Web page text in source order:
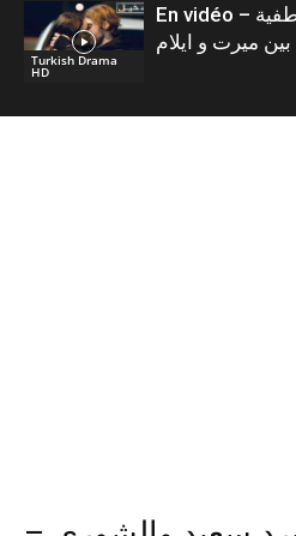
Turkish Drama
HD
En vidéo – في الداخل – لحظات عاطفية